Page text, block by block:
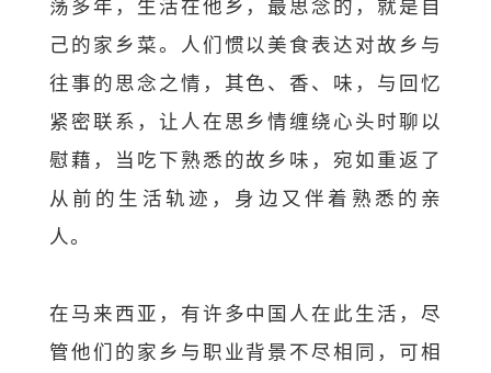
己的家乡菜。人们惯以美食表达对故乡与
往事的思念之情，其色、香、味，与回忆
紧密联系，让人在思乡情缠绕心头时聊以
慰藉，当吃下熟悉的故乡味，宛如重返了
从前的生活轨迹，身边又伴着熟悉的亲
人。
在马来西亚，有许多中国人在此生活，尽
管他们的家乡与职业背景不尽相同，可相